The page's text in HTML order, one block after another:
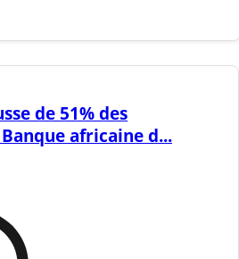
de 51% des
africaine d...